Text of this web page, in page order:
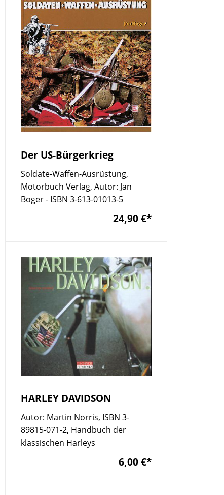
Der US-Bürgerkrieg
Soldate-Waffen-Ausrüstung,
Motorbuch Verlag, Autor: Jan
Boger - ISBN 3-613-01013-5
24,90 €*
HARLEY DAVIDSON
Autor: Martin Norris, ISBN 3-
89815-071-2, Handbuch der
klassischen Harleys
6,00 €*